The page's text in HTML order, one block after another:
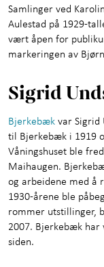
Samlinger ved
Aulestad på 1929-
vært åpen for
markeringen av
Sigrid
Bjerkebæk var Sigrid
til Bjerkebæk i 1919
Våningshuset ble
Maihaugen.
og arbeidene med å
1930-årene ble
rommer utstillinger,
2007. Bjerkebæk
siden.